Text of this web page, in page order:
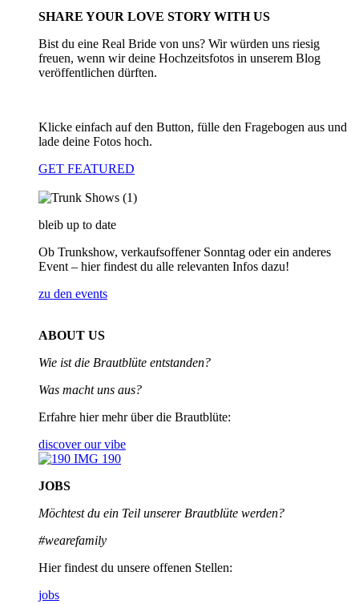
SHARE YOUR LOVE STORY WITH US
Bist du eine Real Bride von uns? Wir würden uns riesig
freuen, wenn wir deine Hochzeitsfotos in unserem Blog
veröffentlichen dürften.
Klicke einfach auf den Button, fülle den Fragebogen aus und
lade deine Fotos hoch.
GET FEATURED
bleib up to date
Ob Trunkshow, verkaufsoffener Sonntag oder ein anderes
Event – hier findest du alle relevanten Infos dazu!
zu den events
ABOUT US
Wie ist die Brautblüte entstanden?
Was macht uns aus?
Erfahre hier mehr über die Brautblüte:
discover our vibe
JOBS
Möchtest du ein Teil unsererBrautblüte werden?
#wearefamily
Hier findest du unsere offenen Stellen:
jobs